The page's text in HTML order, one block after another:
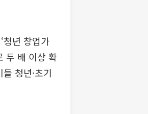
청년 창업가
두 배 이상 확
청년·초기